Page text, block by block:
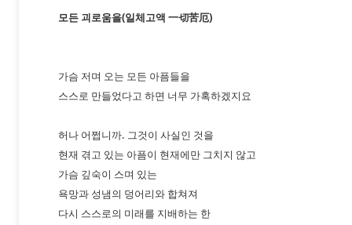
모든 괴로움을(일체고액 一切苦厄)
가슴 저며 오는 모든 아픔들을
스스로 만들었다고 하면 너무 가혹하겠지요
허나 어쩝니까. 그것이 사실인 것을
현재 겪고 있는 아픔이 현재에만 그치지 않고
가슴 깊숙이 스며 있는
욕망과 성냄의 덩어리와 합쳐져
다시 스스로의 미래를 지배하는 한